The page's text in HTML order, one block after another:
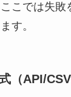
こでは失敗
す。
（API/